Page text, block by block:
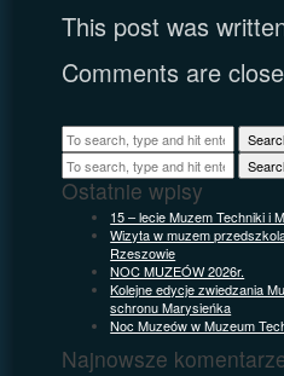
This post was
Comments are
Ostatnie wpisy
15 – lecie Muzem Techniki i
Wizyta w muzem
Rzeszowie
NOC MUZEÓW 2026r.
Kolejne edycje zwiedzania
schronu Marysieńka
Noc Muzeów w Muzeum
Najnowsze